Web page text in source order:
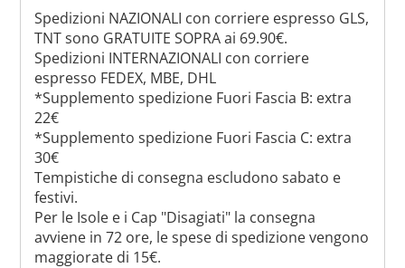
Spedizioni NAZIONALI con corriere espresso GLS,
TNT sono GRATUITE SOPRA ai 69.90€.
Spedizioni INTERNAZIONALI con corriere
espresso FEDEX, MBE, DHL
*Supplemento spedizione Fuori Fascia B: extra
22€
*Supplemento spedizione Fuori Fascia C: extra
30€
Tempistiche di consegna escludono sabato e
festivi.
Per le Isole e i Cap "Disagiati" la consegna
avviene in 72 ore, le spese di spedizione vengono
maggiorate di 15€.